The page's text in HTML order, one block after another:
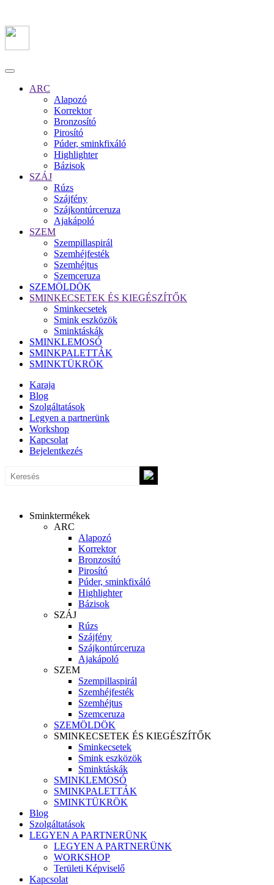
ARC
Alapozó
Korrektor
Bronzosító
Pirosító
Púder, sminkfixáló
Highlighter
Bázisok
SZÁJ
Rúzs
Szájfény
Szájkontúrceruza
Ajakápoló
SZEM
Szempillaspirál
Szemhéjfesték
Szemhéjtus
Szemceruza
SZEMÖLDÖK
SMINKECSETEK ÉS KIEGÉSZÍTŐK
Sminkecsetek
Smink eszközök
Sminktáskák
SMINKLEMOSÓ
SMINKPALETTÁK
SMINKTÜKRÖK
Karaja
Blog
Szolgáltatások
Legyen a partnerünk
Workshop
Kapcsolat
Bejelentkezés
Sminktermékek
ARC
Alapozó
Korrektor
Bronzosító
Pirosító
Púder, sminkfixáló
Highlighter
Bázisok
SZÁJ
Rúzs
Szájfény
Szájkontúrceruza
Ajakápoló
SZEM
Szempillaspirál
Szemhéjfesték
Szemhéjtus
Szemceruza
SZEMÖLDÖK
SMINKECSETEK ÉS KIEGÉSZÍTŐK
Sminkecsetek
Smink eszközök
Sminktáskák
SMINKLEMOSÓ
SMINKPALETTÁK
SMINKTÜKRÖK
Blog
Szolgáltatások
LEGYEN A PARTNERÜNK
LEGYEN A PARTNERÜNK
WORKSHOP
Területi Képviselő
Kapcsolat